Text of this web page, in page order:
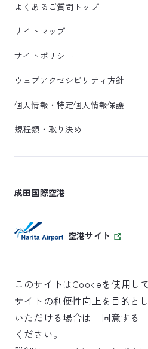
よくあるご質問トップ
サイトマップ
サイトポリシー
ウェブアクセシビリティ方針
個人情報・特定個人情報保護
規程類・取り決め
成田国際空港
空港サイト
SKYTRAX
5スターエアポート
このサイトはCookieを使用し
サイトの利便性向上を目的と
いただける場合は「同意する
ください。